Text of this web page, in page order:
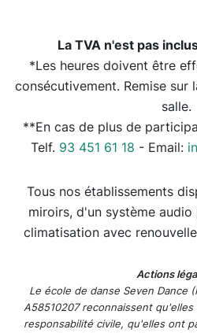
La TVA n'est pas
*Les heures doivent être
consécutivement. Remise sur
salle.
**En cas de plus de
Telf. 93 451 61 18 - Email:
Tous nos établissements
miroirs, d'un système
climatisation avec
Actions
Le école de danse Seven Dance
A58510207 reconnaissent
responsabilité civile, qu'elles ont